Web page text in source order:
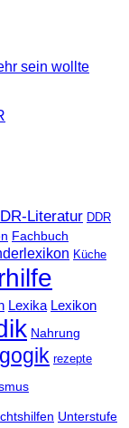
sein wollte
Literatur DDR
Fachbuch
Küche
Lexika Lexikon
Nahrung
rezepte
Unterstufe